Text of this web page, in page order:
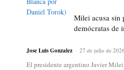
Milei acusa sin
demócratas de
Jose Luis Gonzalez - 27 de julio de 2026
El presidente argentino Javier